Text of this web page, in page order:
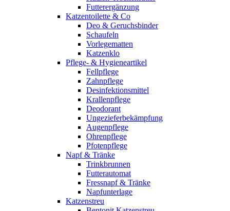
Futterergänzung
Katzentoilette & Co
Deo & Geruchsbinder
Schaufeln
Vorlegematten
Katzenklo
Pflege- & Hygieneartikel
Fellpflege
Zahnpflege
Desinfektionsmittel
Krallenpflege
Deodorant
Ungezieferbekämpfung
Augenpflege
Ohrenpflege
Pfotenpflege
Napf & Tränke
Trinkbrunnen
Futterautomat
Fressnapf & Tränke
Napfunterlage
Katzenstreu